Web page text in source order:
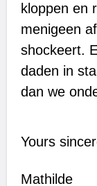
kloppen en
menigeen
shockeert.
daden in
dan we
Yours
Mathilde